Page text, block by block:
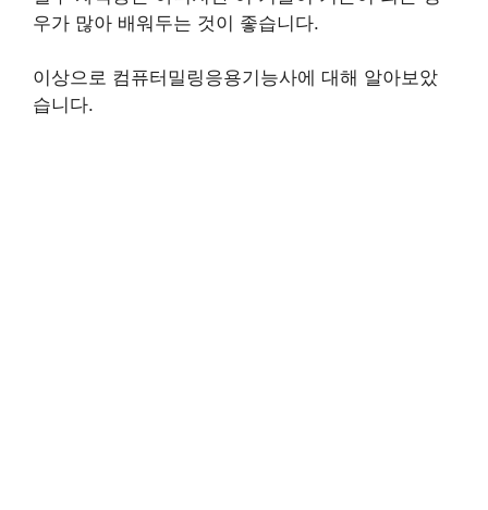
우가 많아 배워두는 것이 좋습니다.
이상으로 컴퓨터밀링응용기능사에 대해 알아보았
습니다.